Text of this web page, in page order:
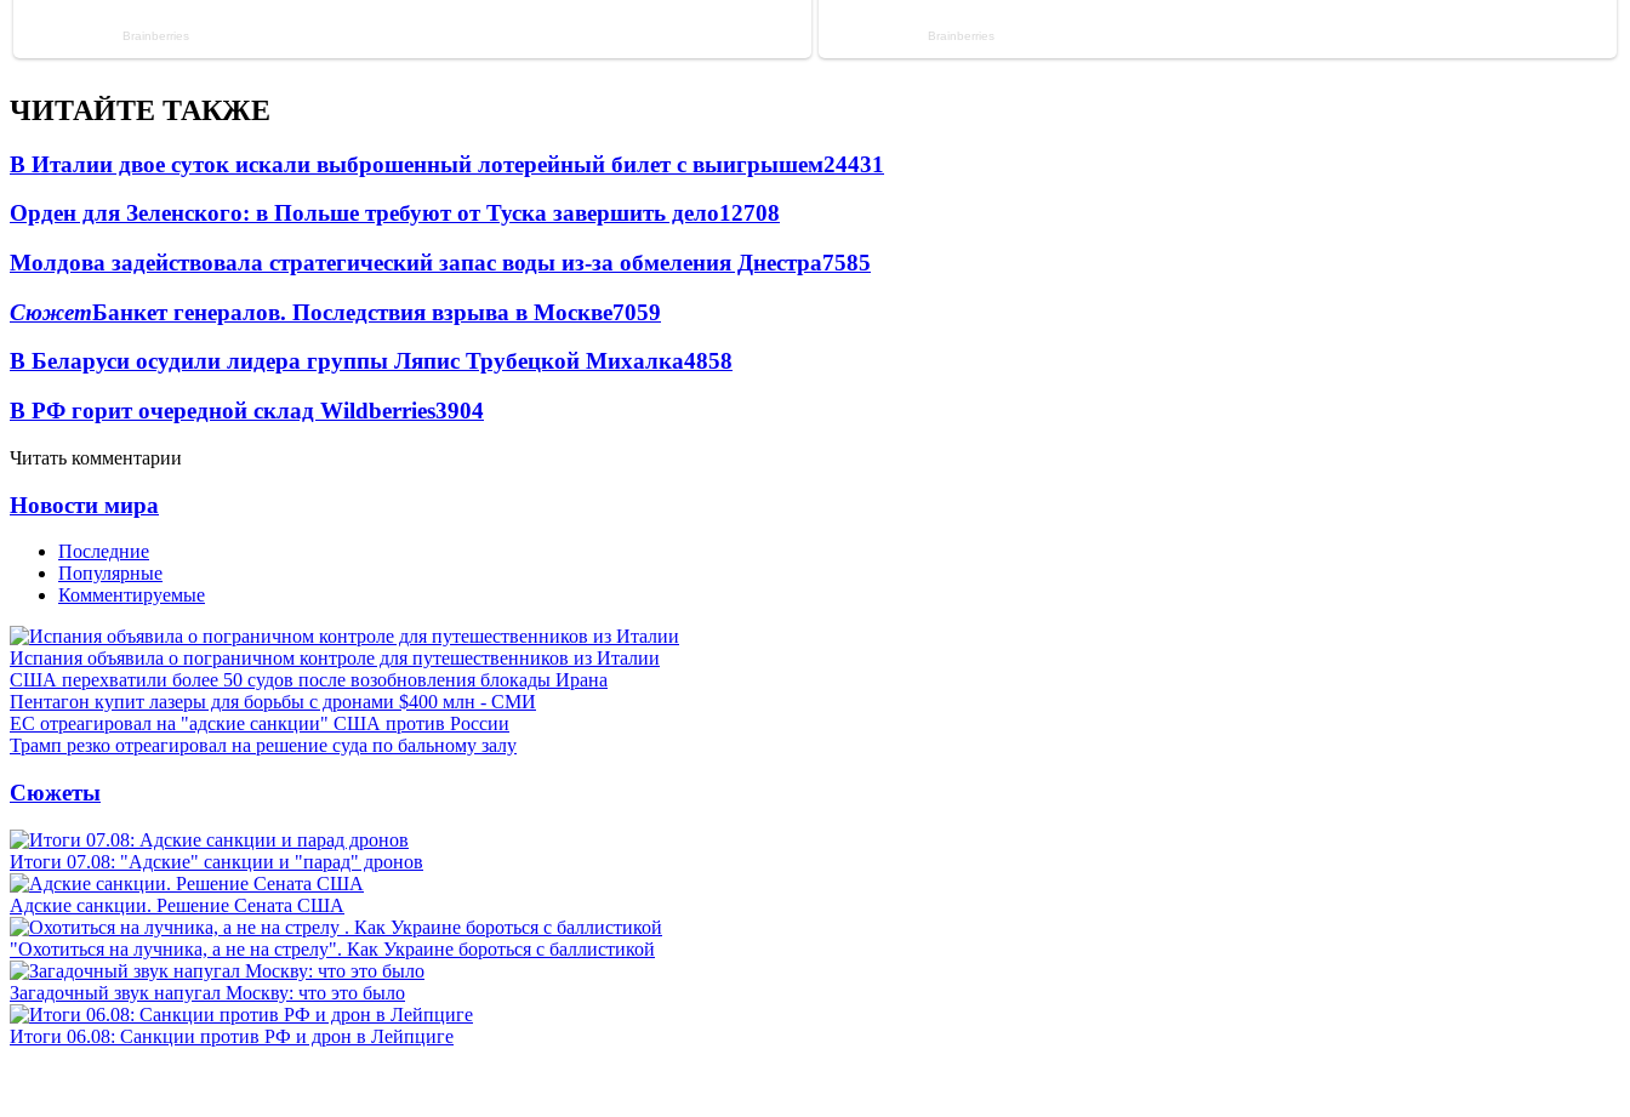
ЧИТАЙТЕ ТАКЖЕ
В Италии двое суток искали выброшенный лотерейный билет с выигрышем24431
Орден для Зеленского: в Польше требуют от Туска завершить дело12708
Молдова задействовала стратегический запас воды из-за обмеления Днестра7585
СюжетБанкет генералов. Последствия взрыва в Москве7059
В Беларуси осудили лидера группы Ляпис Трубецкой Михалка4858
В РФ горит очередной склад Wildberries3904
Читать комментарии
Новости мира
Последние
Популярные
Комментируемые
Испания объявила о пограничном контроле для путешественников из Италии
США перехватили более 50 судов после возобновления блокады Ирана
Пентагон купит лазеры для борьбы с дронами $400 млн - СМИ
ЕС отреагировал на "адские санкции" США против России
Трамп резко отреагировал на решение суда по бальному залу
Сюжеты
Итоги 07.08: "Адские" санкции и "парад" дронов
Адские санкции. Решение Сената США
"Охотиться на лучника, а не на стрелу". Как Украине бороться с баллистикой
Загадочный звук напугал Москву: что это было
Итоги 06.08: Санкции против РФ и дрон в Лейпциге